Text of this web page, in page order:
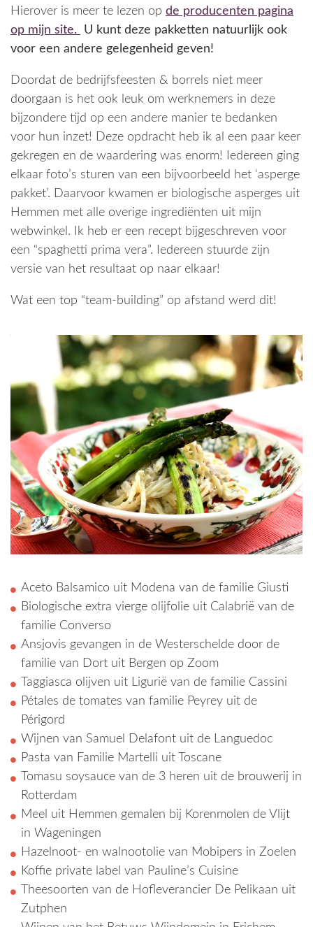
Hierover is meer te lezen op de producenten pagina
op mijn site.
U kunt deze pakketten natuurlijk ook
voor een andere gelegenheid geven!
Doordat de bedrijfsfeesten & borrels niet meer
doorgaan is het ook leuk om werknemers in deze
bijzondere tijd op een andere manier te bedanken
voor hun inzet! Deze opdracht heb ik al een paar keer
gekregen en de waardering was enorm! Iedereen ging
elkaar foto’s sturen van een bijvoorbeeld het ‘asperge
pakket’. Daarvoor kwamen er biologische asperges uit
Hemmen met alle overige ingrediënten uit mijn
webwinkel. Ik heb er een recept bijgeschreven voor
een “spaghetti prima vera”. Iedereen stuurde zijn
versie van het resultaat op naar elkaar!
Wat een top “team-building” op afstand werd dit!
Aceto Balsamico uit Modena van de familie Giusti
Biologische extra vierge olijfolie uit Calabrië van de
familie Converso
Ansjovis gevangen in de Westerschelde door de
familie van Dort uit Bergen op Zoom
Taggiasca olijven uit Ligurië van de familie Cassini
Pétales de tomates van familie Peyrey uit de
Périgord
Wijnen van Samuel Delafont uit de Languedoc
Pasta van Familie Martelli uit Toscane
Tomasu soysauce van de 3 heren uit de brouwerij in
Rotterdam
Meel uit Hemmen gemalen bij Korenmolen de Vlijt
in Wageningen
Hazelnoot- en walnootolie van Mobipers in Zoelen
Koffie private label van Pauline’s Cuisine
Theesoorten van de Hofleverancier De Pelikaan uit
Zutphen